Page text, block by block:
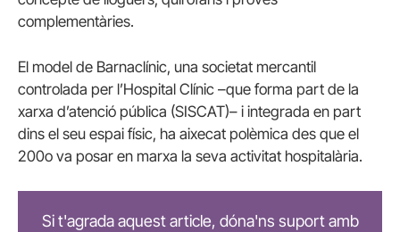
complementàries.
El model de Barnaclínic, una societat mercantil
controlada per l’Hospital Clínic –que forma part de la
xarxa d’atenció pública (SISCAT)– i integrada en part
dins el seu espai físic, ha aixecat polèmica des que el
200o va posar en marxa la seva activitat hospitalària.
Si t'agrada aquest article, dóna'ns suport amb